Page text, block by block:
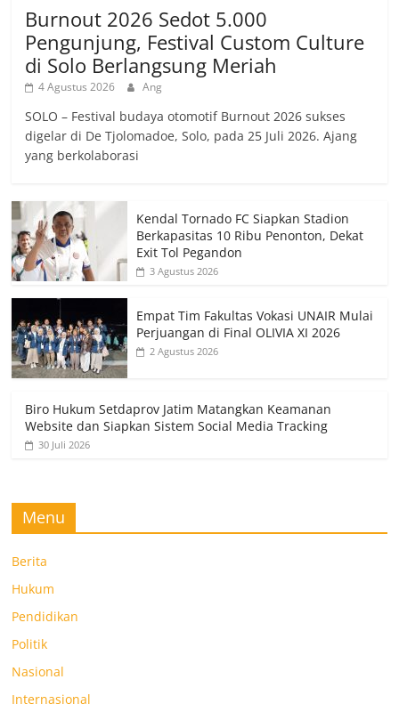
Burnout 2026 Sedot 5.000
Pengunjung, Festival Custom Culture
di Solo Berlangsung Meriah
4 Agustus 2026 Ang
SOLO – Festival budaya otomotif Burnout 2026 sukses
digelar di De Tjolomadoe, Solo, pada 25 Juli 2026. Ajang
yang berkolaborasi
Kendal Tornado FC Siapkan Stadion
Berkapasitas 10 Ribu Penonton, Dekat
Exit Tol Pegandon
3 Agustus 2026
Empat Tim Fakultas Vokasi UNAIR Mulai
Perjuangan di Final OLIVIA XI 2026
2 Agustus 2026
Biro Hukum Setdaprov Jatim Matangkan Keamanan
Website dan Siapkan Sistem Social Media Tracking
30 Juli 2026
Menu
Berita
Hukum
Pendidikan
Politik
Nasional
Internasional